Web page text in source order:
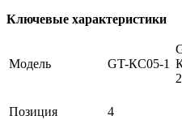
Ключевые характеристики
Модель GT-КС05-1
2
Позиция 4